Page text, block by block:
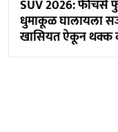
SUV 2026: फीचर्स
धुमाकूळ घालायला
खासियत ऐकून थक्क